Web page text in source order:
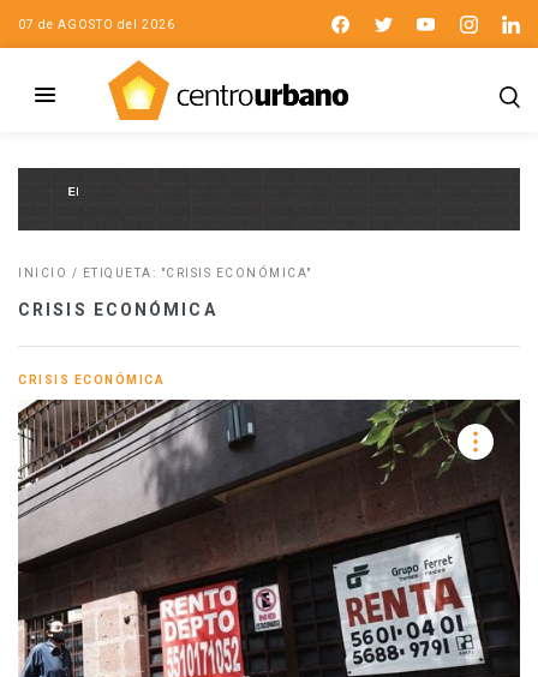
07 de AGOSTO del 2026
INICIO / ETIQUETA: "CRISIS ECONÓMICA"
CRISIS ECONÓMICA
CRISIS ECONÓMICA